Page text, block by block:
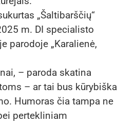
„Šaltibarščių“
m. DI specialisto
parodoje „Karalienė,
– paroda skatina
– ar tai bus kūrybiška
Humoras čia tampa ne
pertekliniam